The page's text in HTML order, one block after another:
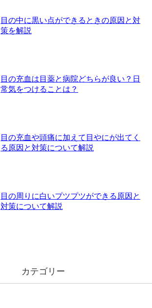
目の中に黒い点ができるときの原因と対
策を解説
目の充血は目薬と病院どちらが良い？日
常気をつけることは？
目の充血や頭痛に加えて目やにが出てく
る原因と対策について解説
目の周りに白いプツプツができる原因と
対策について解説
カテゴリー